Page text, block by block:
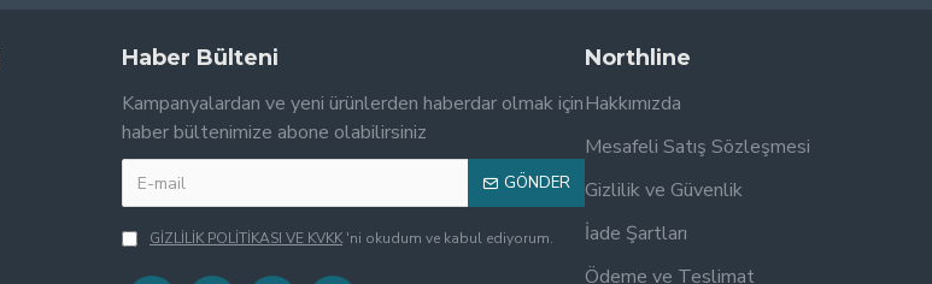
Haber Bülteni
Kampanyalardan ve yeni ürünlerden haberdar olmak için
haber bültenimize abone olabilirsiniz
GÖNDER
GİZLİLİK POLİTİKASI VE KVKK 'ni okudum ve kabul ediyorum.
Northline
Hakkımızda
Mesafeli Satış Sözleşmesi
Gizlilik ve Güvenlik
İade Şartları
Ödeme ve Teslimat